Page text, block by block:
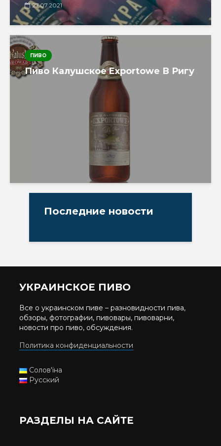
27.07.2021
ПИВО
Пиво Калушское Exportowe В Ригу
Последние новости
УКРАИНСКОЕ ПИВО
Все о украинском пиве – разновидности пива,
обзоры, фотографии, пивовары, пивоварни,
новости про пиво, обсуждения.
Политика конфиденциальности
Солов'їна
Русский
РАЗДЕЛЫ НА САЙТЕ